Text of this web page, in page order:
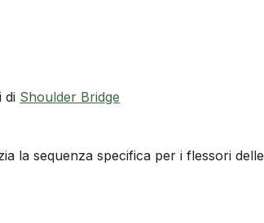
di Shoulder Bridge
la sequenza specifica per i flessori delle